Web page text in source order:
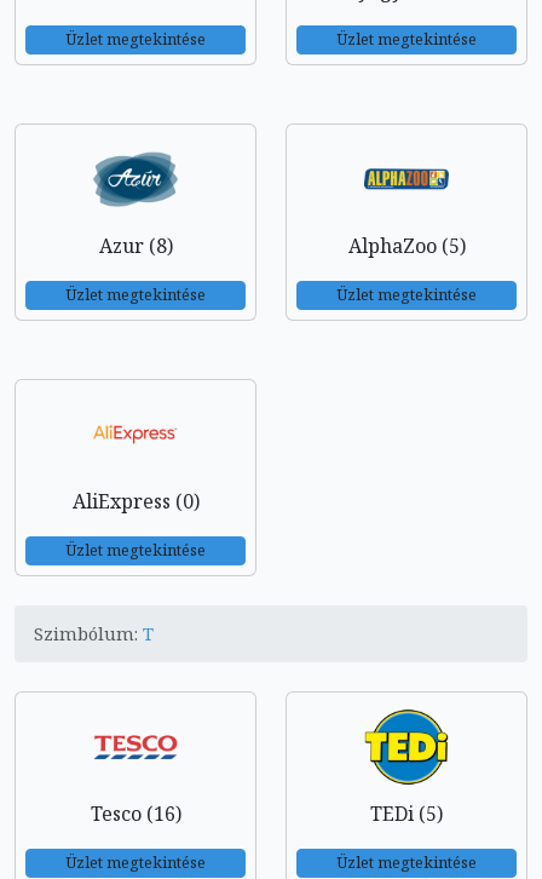
Üzlet megtekintése Üzlet megtekintése
Azur (8)
Üzlet megtekintése
AlphaZoo (5)
Üzlet megtekintése
AliExpress (0)
Üzlet megtekintése
Szimbólum: T
Tesco (16)
Üzlet megtekintése
TEDi (5)
Üzlet megtekintése